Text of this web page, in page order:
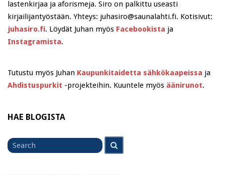
lastenkirjaa ja aforismeja. Siro on palkittu useasti
kirjailijantyöstään. Yhteys: juhasiro@saunalahti.fi. Kotisivut:
juhasiro.fi. Löydät Juhan myös Facebookista ja
Instagramista.
Tutustu myös Juhan Kaupunkitaidetta sähkökaapeissa ja
Ahdistuspurkit -projekteihin. Kuuntele myös äänirunot.
HAE BLOGISTA
for